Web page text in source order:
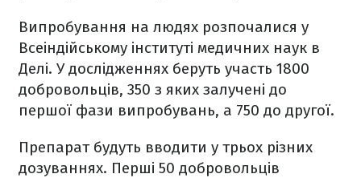
Випробування на людях розпочалися у
Всеіндійському інституті медичних наук в
Делі. У дослідженнях беруть участь 1800
добровольців, 350 з яких залучені до
першої фази випробувань, а 750 до другої.
Препарат будуть вводити у трьох різних
дозуваннях. Перші 50 добровольців